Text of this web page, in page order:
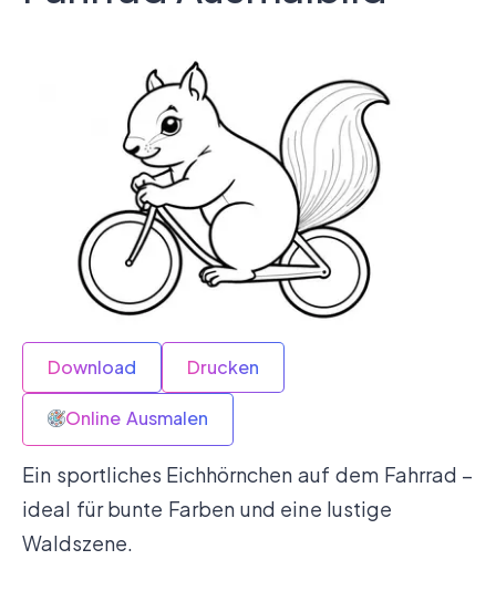
Download Drucken
Online Ausmalen
Ein sportliches Eichhörnchen auf dem Fahrrad –
ideal für bunte Farben und eine lustige
Waldszene.